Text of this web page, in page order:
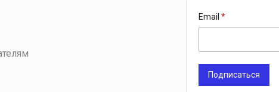
Email
Подписаться